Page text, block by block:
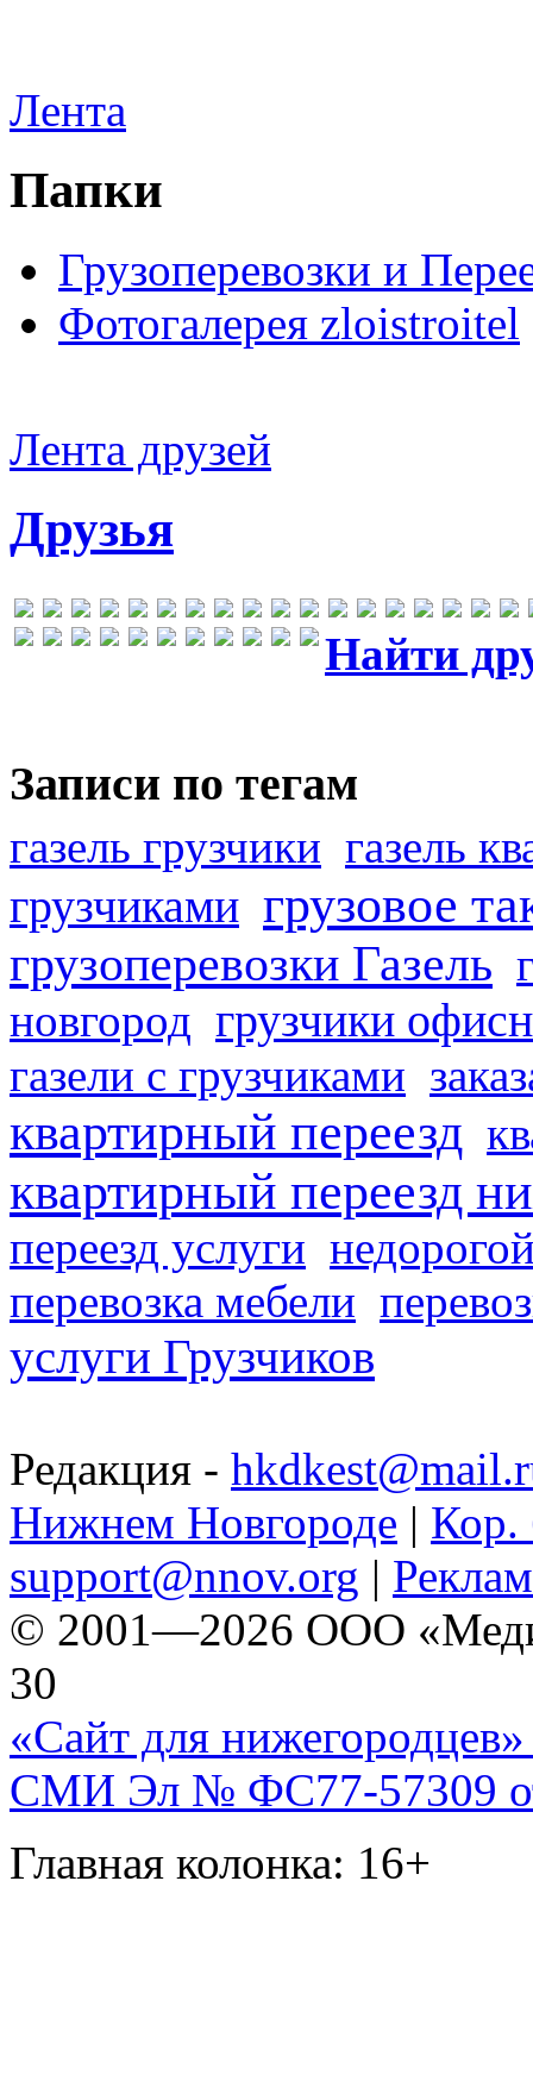
Лента
Папки
Грузоперевозки и
Фотогалерея zloistroitel
Лента друзей
Друзья
Найти
Записи по тегам
газель грузчики газель
грузчиками грузовое
грузоперевозки Газель
новгород грузчики
газели с грузчиками
квартирный переезд
квартирный переезд
переезд услуги
перевозка мебели
услуги Грузчиков
Редакция -
Нижнем Новгороде | Кор.
support@nnov.org |
© 2001—2026 ООО
30
«Сайт для нижегородцев»
СМИ Эл № ФС77-57309
Главная колонка: 16+